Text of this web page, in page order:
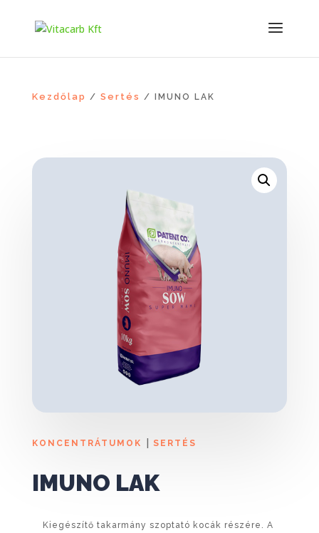
Kezdőlap / Sertés / IMUNO LAK
KONCENTRÁTUMOK | SERTÉS
IMUNO LAK
Kiegészítő takarmány szoptató kocák részére. A